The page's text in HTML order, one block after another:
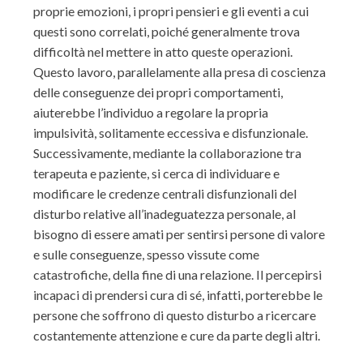
proprie emozioni, i propri pensieri e gli eventi a cui
questi sono correlati, poiché generalmente trova
difficoltà nel mettere in atto queste operazioni.
Questo lavoro, parallelamente alla presa di coscienza
delle conseguenze dei propri comportamenti,
aiuterebbe l’individuo a regolare la propria
impulsività, solitamente eccessiva e disfunzionale.
Successivamente, mediante la collaborazione tra
terapeuta e paziente, si cerca di individuare e
modificare le credenze centrali disfunzionali del
disturbo relative all’inadeguatezza personale, al
bisogno di essere amati per sentirsi persone di valore
e sulle conseguenze, spesso vissute come
catastrofiche, della fine di una relazione. Il percepirsi
incapaci di prendersi cura di sé, infatti, porterebbe le
persone che soffrono di questo disturbo a ricercare
costantemente attenzione e cure da parte degli altri.